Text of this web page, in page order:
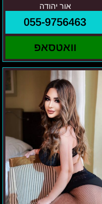
אור יהודה
055-9756463
וואטסאפ
מרכז
הארץ
-
אילונה